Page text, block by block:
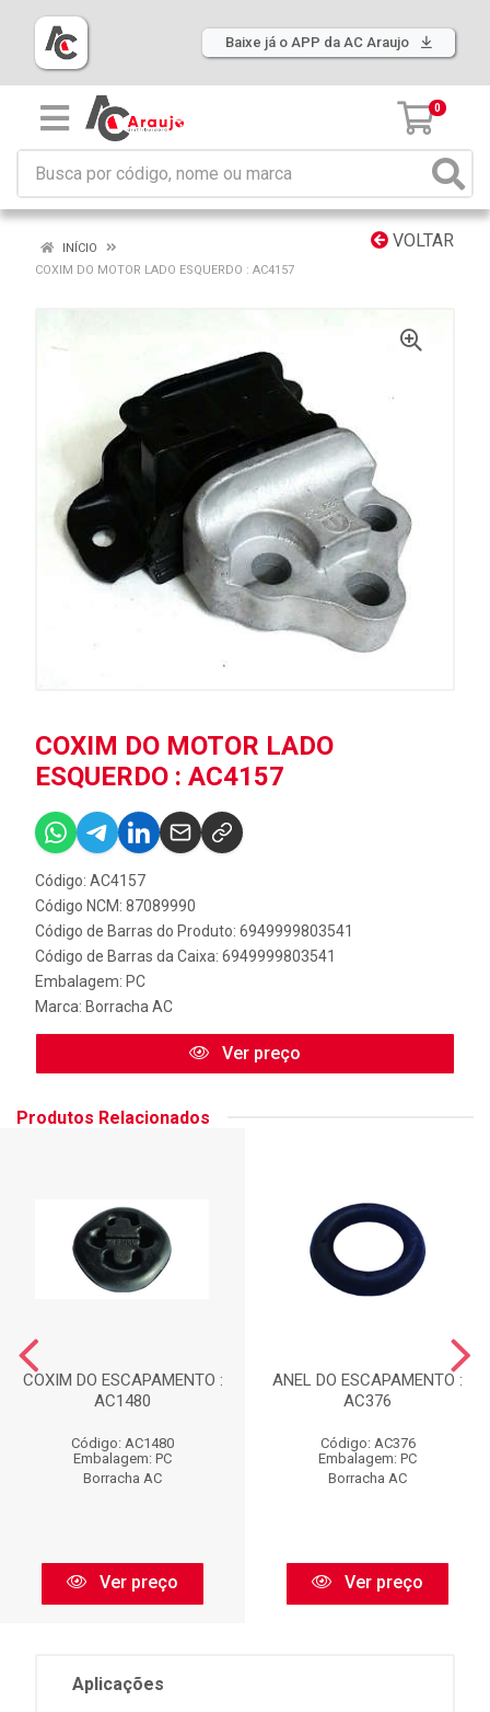
Baixe já o APP da AC Araujo
0
VOLTAR
INÍCIO
COXIM DO MOTOR LADO ESQUERDO : AC4157
COXIM DO MOTOR LADO
ESQUERDO : AC4157
Código: AC4157
Código NCM: 87089990
Código de Barras do Produto: 6949999803541
Código de Barras da Caixa: 6949999803541
Embalagem: PC
Marca: Borracha AC
Ver preço
Produtos Relacionados
COXIM DO ESCAPAMENTO :
AC1480
Código: AC1480
Embalagem: PC
Borracha AC
Ver preço
ANEL DO ESCAPAMENTO :
AC376
Código: AC376
Embalagem: PC
Borracha AC
Ver preço
Aplicações